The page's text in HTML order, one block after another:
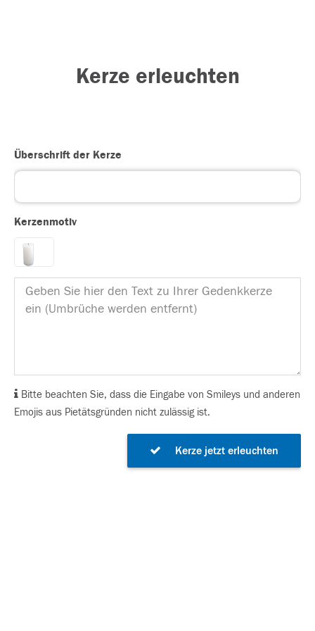
Kerze erleuchten
Überschrift der Kerze
Kerzenmotiv
Bitte beachten Sie, dass die Eingabe von Smileys und anderen
Emojis aus Pietätsgründen nicht zulässig ist.
Kerze jetzt erleuchten